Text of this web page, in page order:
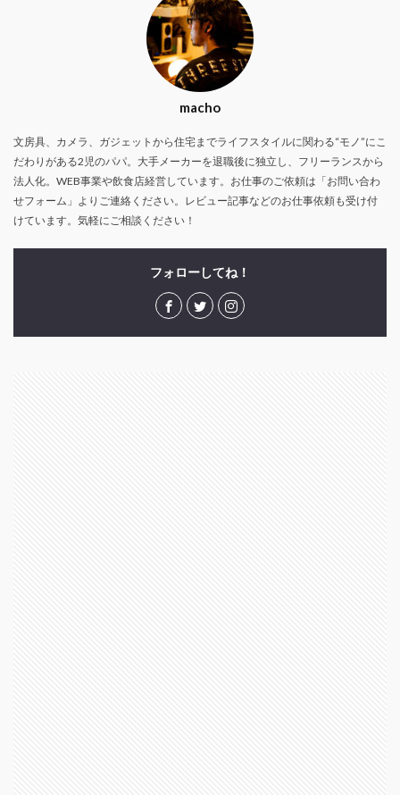
macho
文房具、カメラ、ガジェットから住宅までライフスタイルに関わる“モノ”にこ
だわりがある2児のパパ。大手メーカーを退職後に独立し、フリーランスから
法人化。WEB事業や飲食店経営しています。お仕事のご依頼は「お問い合わ
せフォーム」よりご連絡ください。レビュー記事などのお仕事依頼も受け付
けています。気軽にご相談ください！
フォローしてね！